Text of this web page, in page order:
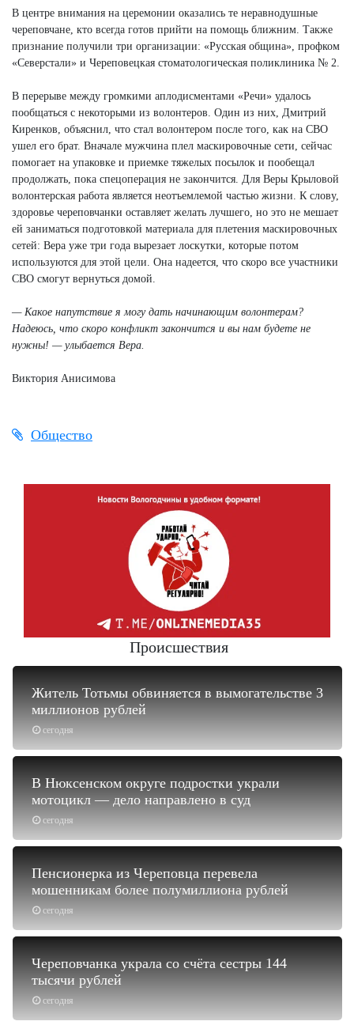
В центре внимания на церемонии оказались те неравнодушные
череповчане, кто всегда готов прийти на помощь ближним. Также
признание получили три организации: «Русская община», профком
«Северстали» и Череповецкая стоматологическая поликлиника № 2.
В перерыве между громкими аплодисментами «Речи» удалось
пообщаться с некоторыми из волонтеров. Один из них, Дмитрий
Киренков, объяснил, что стал волонтером после того, как на СВО
ушел его брат. Вначале мужчина плел маскировочные сети, сейчас
помогает на упаковке и приемке тяжелых посылок и пообещал
продолжать, пока спецоперация не закончится. Для Веры Крыловой
волонтерская работа является неотъемлемой частью жизни. К слову,
здоровье череповчанки оставляет желать лучшего, но это не мешает
ей заниматься подготовкой материала для плетения маскировочных
сетей: Вера уже три года вырезает лоскутки, которые потом
используются для этой цели. Она надеется, что скоро все участники
СВО смогут вернуться домой.
— Какое напутствие я могу дать начинающим волонтерам?
Надеюсь, что скоро конфликт закончится и вы нам будете не
нужны! — улыбается Вера.
Виктория Анисимова
Общество
Происшествия
сегодня
Житель Тотьмы обвиняется в вымогательстве 3
миллионов рублей
сегодня
В Нюксенском округе подростки украли
мотоцикл — дело направлено в суд
сегодня
Пенсионерка из Череповца перевела
мошенникам более полумиллиона рублей
сегодня
Череповчанка украла со счёта сестры 144
тысячи рублей